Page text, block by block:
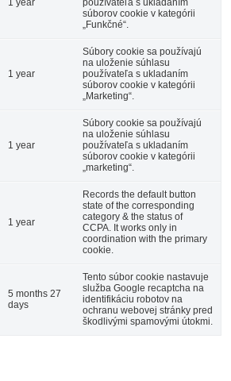
súborov cookie v kategórii
„Funkčné“.
1 year
Súbory cookie sa používajú
na uloženie súhlasu
používateľa s ukladaním
súborov cookie v kategórii
„Marketing“.
1 year
Súbory cookie sa používajú
na uloženie súhlasu
používateľa s ukladaním
súborov cookie v kategórii
„marketing“.
1 year
Records the default button
state of the corresponding
category & the status of
CCPA. It works only in
coordination with the primary
cookie.
5 months 27
days
Tento súbor cookie nastavuje
služba Google recaptcha na
identifikáciu robotov na
ochranu webovej stránky pred
škodlivými spamovými útokmi.